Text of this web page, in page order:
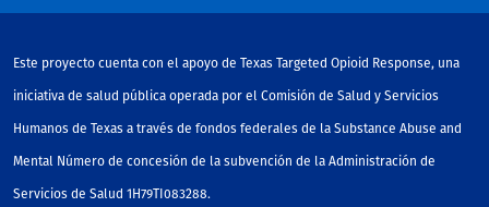
Este proyecto cuenta con el apoyo de Texas Targeted Opioid Response, una
iniciativa de salud pública operada por el Comisión de Salud y Servicios
Humanos de Texas a través de fondos federales de la Substance Abuse and
Mental Número de concesión de la subvención de la Administración de
Servicios de Salud 1H79TI083288.